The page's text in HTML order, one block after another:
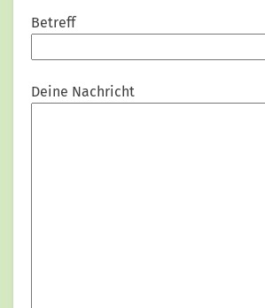
Betreff
Deine Nachricht